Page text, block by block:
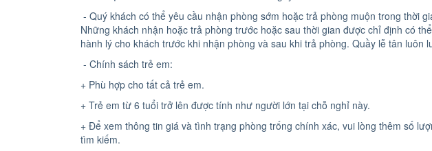
- Quý khách có thể yêu cầu nhận phòng sớm hoặc trả phòng muộn trong thời
Những khách nhận hoặc trả phòng trước hoặc sau thời gian được chỉ định có
hành lý cho khách trước khi nhận phòng và sau khi trả phòng. Quầy lễ tân luôn
- Chính sách trẻ em:
+ Phù hợp cho tất cả trẻ em.
+ Trẻ em từ 6 tuổi trở lên được tính như người lớn tại chỗ nghỉ này.
+ Để xem thông tin giá và tình trạng phòng trống chính xác, vui lòng thêm số
tìm kiếm.